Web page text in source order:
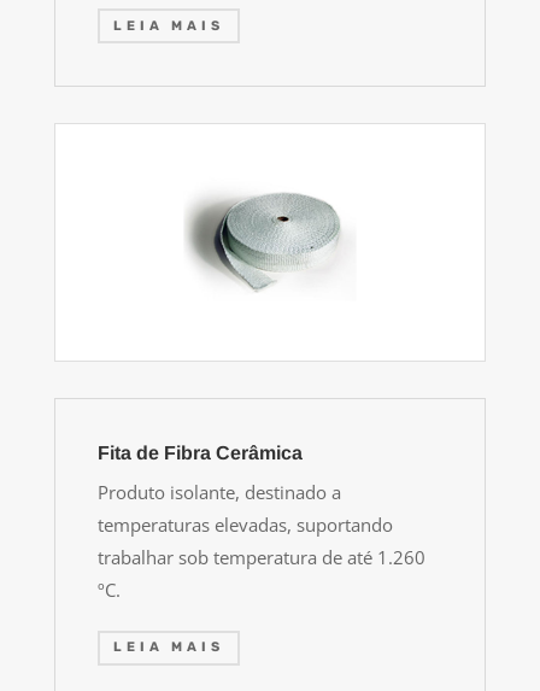
LEIA MAIS
Fita de Fibra Cerâmica
Produto isolante, destinado a
temperaturas elevadas, suportando
trabalhar sob temperatura de até 1.260
ºC.
LEIA MAIS